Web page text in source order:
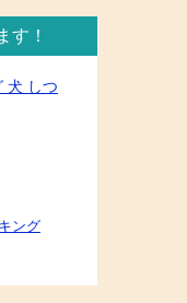
す！
ング